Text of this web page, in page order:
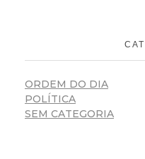
ORDEM DO DIA
POLÍTICA
SEM CATEGORIA